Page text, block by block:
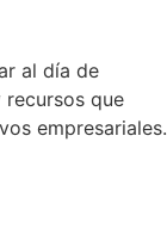
al día de
que
empresariales.